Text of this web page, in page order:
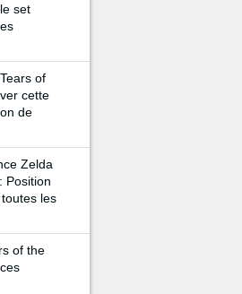
set
of
cette
de
Zelda
Position
les
of the